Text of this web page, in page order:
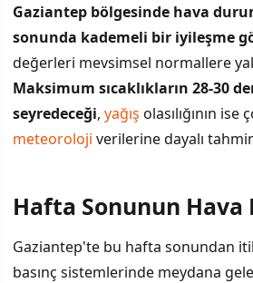
Gaziantep bölgesinde hava
sonunda kademeli bir iyileşme
değerleri mevsimsel normallere
Maksimum sıcaklıkların 28-30
seyredeceği, yağış olasılığının ise
meteoroloji verilerine dayalı
İÇINDEKILER
Hafta Sonunun Hava Koşulları
Hafta Sonunun Hava
Gaziantep'te bu hafta sonundan
basınç sistemlerinde meydana